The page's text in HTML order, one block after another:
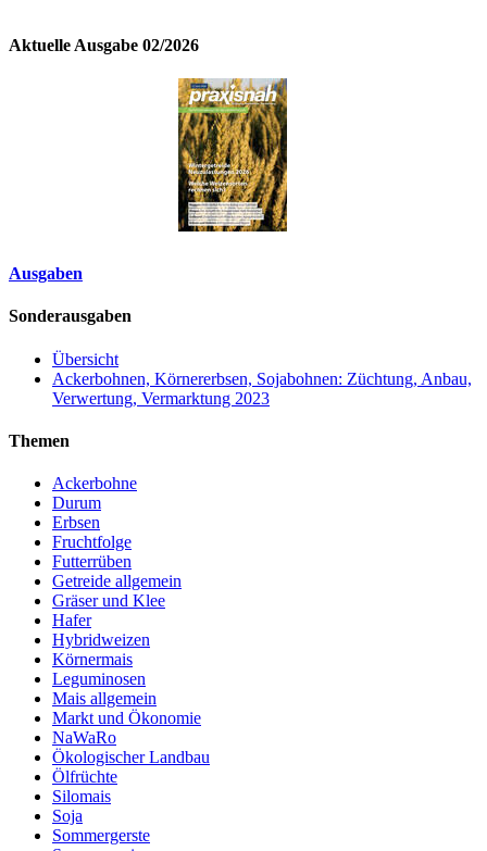
Aktuelle Ausgabe 02/2026
Ausgaben
Sonderausgaben
Übersicht
Ackerbohnen, Körnererbsen, Sojabohnen: Züchtung, Anbau,
Verwertung, Vermarktung 2023
Themen
Ackerbohne
Durum
Erbsen
Fruchtfolge
Futterrüben
Getreide allgemein
Gräser und Klee
Hafer
Hybridweizen
Körnermais
Leguminosen
Mais allgemein
Markt und Ökonomie
NaWaRo
Ökologischer Landbau
Ölfrüchte
Silomais
Soja
Sommergerste